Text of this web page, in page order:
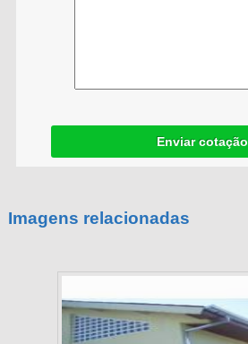
Enviar cotação
Imagens relacionadas